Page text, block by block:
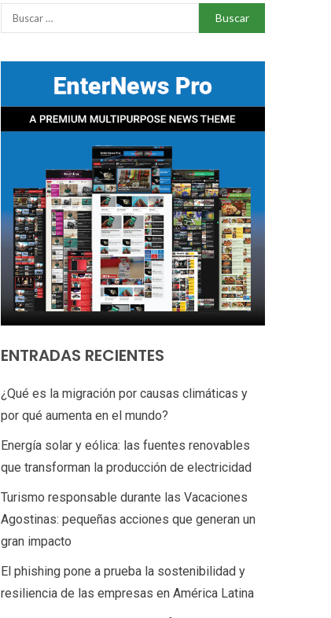
ENTRADAS RECIENTES
¿Qué es la migración por causas climáticas y
por qué aumenta en el mundo?
Energía solar y eólica: las fuentes renovables
que transforman la producción de electricidad
Turismo responsable durante las Vacaciones
Agostinas: pequeñas acciones que generan un
gran impacto
El phishing pone a prueba la sostenibilidad y
resiliencia de las empresas en América Latina